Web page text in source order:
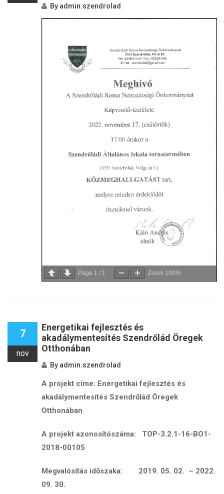
By admin.szendrolad
Page 1 / 1 Zoom 100%
7
nov
Energetikai fejlesztés és
akadálymentesítés Szendrőlád Öregek
Otthonában
By admin.szendrolad
A projekt címe: Energetikai fejlesztés és
akadálymentesítés Szendrőlád Öregek
Otthonában
A projekt azonosítószáma: TOP-3.2.1-16-BO1-
2018-00105
Megvalósítás időszaka: 2019. 05. 02. – 2022.
09. 30.